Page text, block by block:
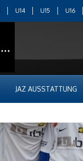
U14 U15 U16
JAZ AUSSTATTUNG